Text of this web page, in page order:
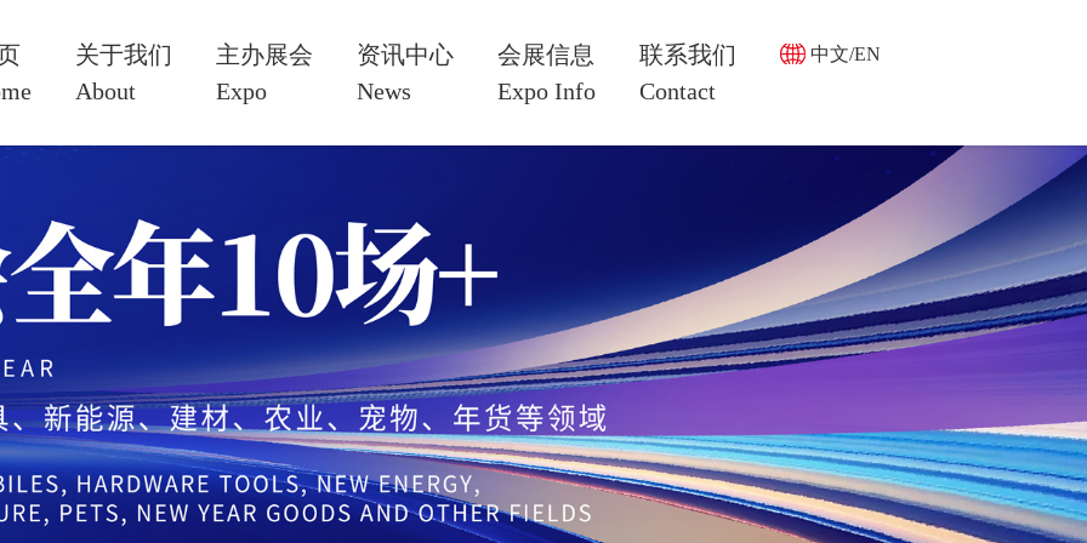
关于我们
About
主办展会
Expo
资讯中心
News
会展信息
Expo Info
联系我们
Contact
中文/EN